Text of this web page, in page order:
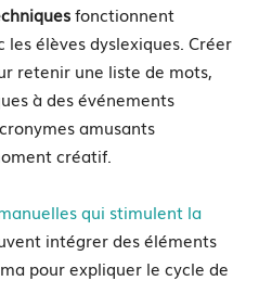
fonctionnent
élèves dyslexiques. Créer
retenir une liste de mots,
à des événements
amusants
créatif.
qui stimulent la
intégrer des éléments
pour expliquer le cycle de